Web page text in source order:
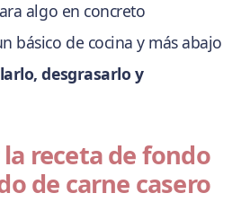
algo en concreto
básico de cocina y más abajo
desgrasarlo y
receta de fondo
de carne casero